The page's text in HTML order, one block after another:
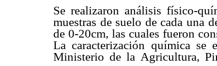
Se realizaron análisis físico-
muestras de suelo de cada una
de 0-20cm, las cuales fueron
La caracterización química se
Ministerio de la Agricultura,